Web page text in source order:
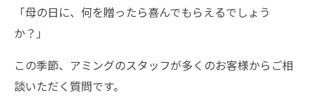
「母の日に、何を贈ったら喜んでもらえるでしょう
か？」
この季節、アミングのスタッフが多くのお客様からご相
談いただく質問です。